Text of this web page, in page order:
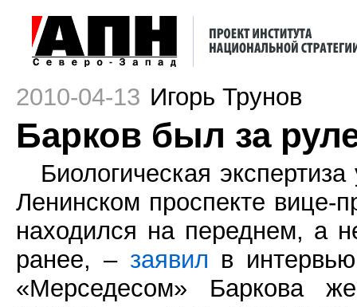
2010-04-13 Игорь Трунов
Барков был за
Биологическая
Ленинском проспекте вице-
находился на переднем, а
ранее, – заявил в
«Мерседесом» Баркова